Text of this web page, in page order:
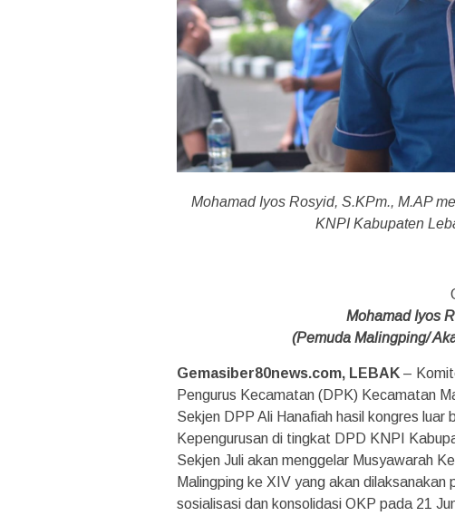
Mohamad Iyos Rosyid, S.KPm., M.AP
KNPI Kabupaten
Mohamad Iyos
(Pemuda Malingping/
Gemasiber80news.com, LEBAK –
Pengurus Kecamatan (DPK) Kecamatan
Sekjen DPP Ali Hanafiah hasil kongres
Kepengurusan di tingkat DPD KNPI
Sekjen Juli akan menggelar Musyawarah
Malingping ke XIV yang akan
sosialisasi dan konsolidasi OKP pada 21